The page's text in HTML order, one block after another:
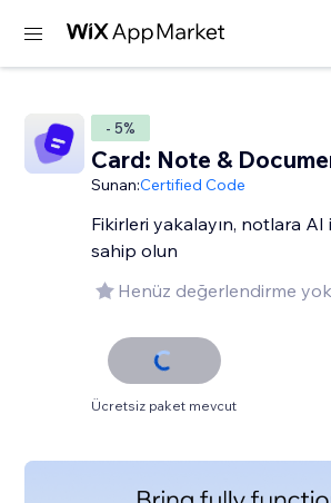
- 5%
Card: Note &
Sunan:Certified Code
Fikirleri yakalayın, notlara AI
sahip olun
Henüz değerlendirme yok
Ücretsiz paket mevcut